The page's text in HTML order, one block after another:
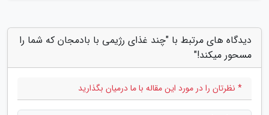
دیدگاه های مرتبط با "چند غذای رژیمی با بادمجان که شما را
مسحور میکند!"
* نظرتان را در مورد این مقاله با ما درمیان بگذارید